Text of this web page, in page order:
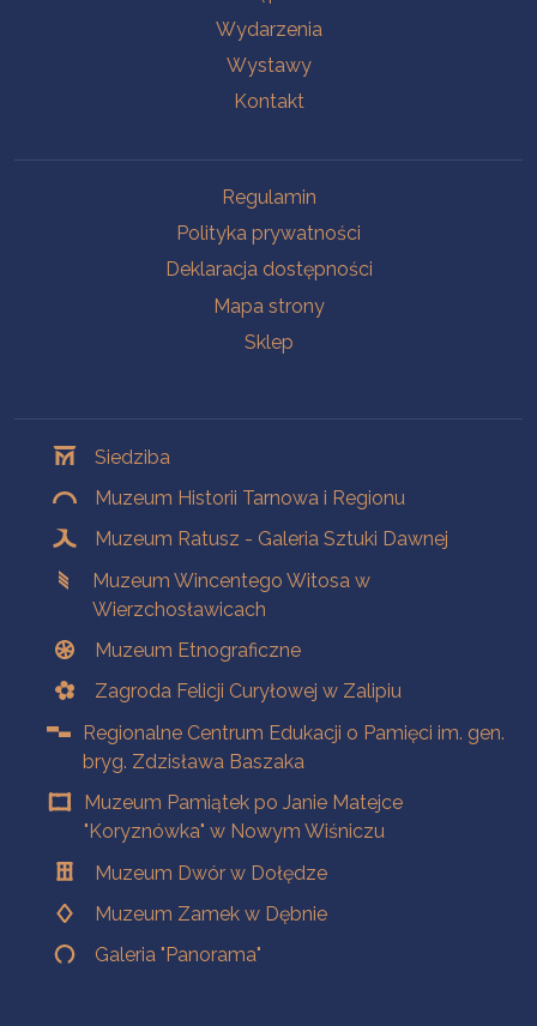
Wydarzenia
Wystawy
Kontakt
Regulamin
Polityka prywatności
Deklaracja dostępności
Mapa strony
Sklep
Siedziba
Muzeum Historii Tarnowa i Regionu
Muzeum Ratusz - Galeria Sztuki Dawnej
Muzeum Wincentego Witosa w
Wierzchosławicach
Muzeum Etnograficzne
Zagroda Felicji Curyłowej w Zalipiu
Regionalne Centrum Edukacji o Pamięci im. gen.
bryg. Zdzisława Baszaka
Muzeum Pamiątek po Janie Matejce
"Koryznówka" w Nowym Wiśniczu
Muzeum Dwór w Dołędze
Muzeum Zamek w Dębnie
Galeria "Panorama"